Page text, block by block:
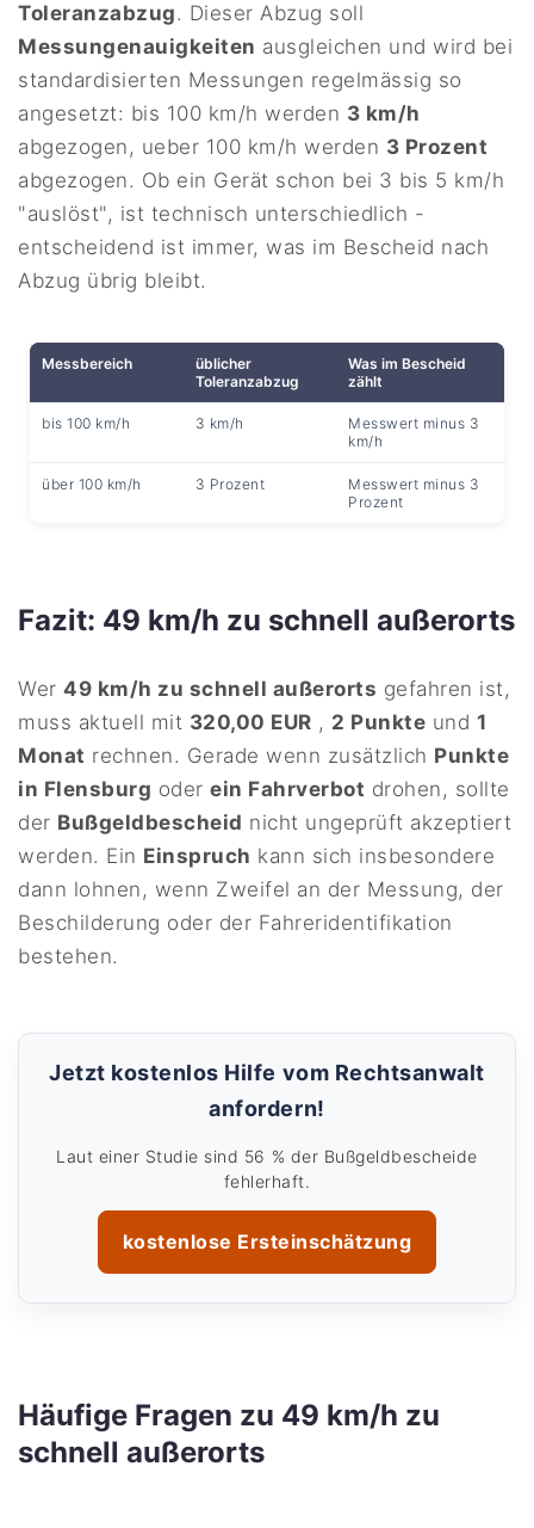
Toleranzabzug. Dieser Abzug soll
Messungenauigkeiten ausgleichen und wird bei
standardisierten Messungen regelmässig so
angesetzt: bis 100 km/h werden 3 km/h
abgezogen, ueber 100 km/h werden 3 Prozent
abgezogen. Ob ein Gerät schon bei 3 bis 5 km/h
"auslöst", ist technisch unterschiedlich -
entscheidend ist immer, was im Bescheid nach
Abzug übrig bleibt.
Messbereich
üblicher
Toleranzabzug
Was im Bescheid
zählt
bis 100 km/h 3 km/h
Messwert minus 3
km/h
über 100 km/h 3 Prozent
Messwert minus 3
Prozent
Fazit: 49 km/h zu schnell außerorts
Wer49 km/h zu schnell außerorts gefahren ist,
muss aktuell mit 320,00 EUR , 2 Punkte und 1
Monat rechnen. Gerade wenn zusätzlich Punkte
in Flensburg oderein Fahrverbot drohen, sollte
der Bußgeldbescheid nicht ungeprüft akzeptiert
werden. Ein Einspruch kann sich insbesondere
dann lohnen, wenn Zweifel an der Messung, der
Beschilderung oder der Fahreridentifikation
bestehen.
Jetzt kostenlos Hilfe vom Rechtsanwalt
anfordern!
Laut einer Studie sind 56 % der Bußgeldbescheide
fehlerhaft.
kostenlose Ersteinschätzung
Häufige Fragen zu 49 km/h zu
schnell außerorts